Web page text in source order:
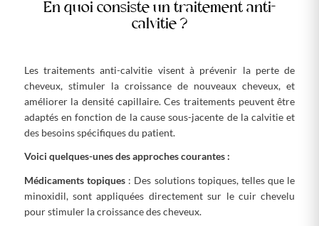
En quoi consiste un traitement anti-
calvitie ?
Les traitements anti-calvitie visent à prévenir la perte de
cheveux, stimuler la croissance de nouveaux cheveux, et
améliorer la densité capillaire. Ces traitements peuvent être
adaptés en fonction de la cause sous-jacente de la calvitie et
des besoins spécifiques du patient.
Voici quelques-unes des approches courantes :
Médicaments topiques: Des solutions topiques, telles que le
minoxidil, sont appliquées directement sur le cuir chevelu
pour stimuler la croissance des cheveux.